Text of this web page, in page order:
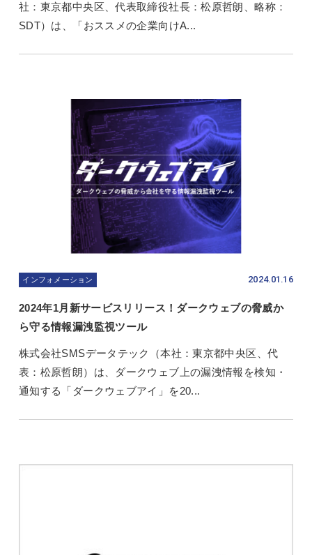
社：東京都中央区、代表取締役社長：松原哲朗、略称：
SDT）は、「おススメの企業向けA...
インフォメーション 2024.01.16
2024年1月新サービスリリース！ダークウェブの脅威か
ら守る情報漏洩監視ツール
株式会社SMSデータテック（本社：東京都中央区、代
表：松原哲朗）は、ダークウェブ上の漏洩情報を検知・
通知する「ダークウェブアイ」を20...